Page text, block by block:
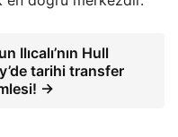
Ilıcalı’nın Hull
tarihi transfer
→